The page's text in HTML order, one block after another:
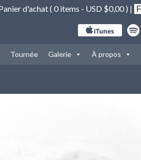
d'achat ( 0 items - USD $0,00 ) |
Tournée Galerie À propos